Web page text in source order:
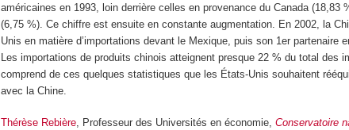
américaines en 1993, loin derrière celles en provenance du Canada (18,83
(6,75 %). Ce chiffre est ensuite en constante augmentation. En 2002, la
Unis en matière d’importations devant le Mexique, puis son 1er partenaire
Les importations de produits chinois atteignent presque 22 % du total des
comprend de ces quelques statistiques que les États-Unis souhaitent
avec la Chine.
Thérèse Rebière, Professeur des Universités en économie,Conservatoire